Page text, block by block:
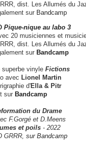
dist. Les Allumés du
sur Bandcamp
Pique-nique au labo 3
20 musiciennes et
dist. Les Allumés du
sur Bandcamp
superbe vinyle Fictions
avec Lionel Martin
d'Ella & Pitr
sur Bandcamp
du Drame
F.Gorgé et D.Meens
et poils - 2022
GRRR, sur Bandcamp